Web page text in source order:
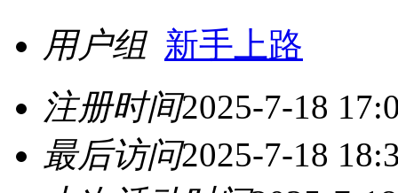
用户组 新手上路
注册时间2025-7-18
最后访问2025-7-18